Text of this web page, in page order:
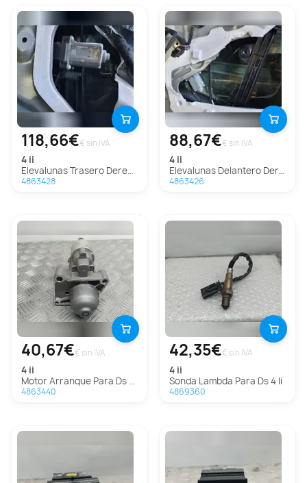
118,66€€ sin IVA
4 ii
Elevalunas Trasero Derecho Para Ds 4 Ii
4863428
88,67€€ sin IVA
4 ii
Elevalunas Delantero Derecho Para Ds 4 Ii
4863426
40,67€€ sin IVA
4 ii
Motor Arranque Para Ds 4 Ii
4863440
42,35€€ sin IVA
4 ii
Sonda Lambda Para Ds 4 Ii
4869360